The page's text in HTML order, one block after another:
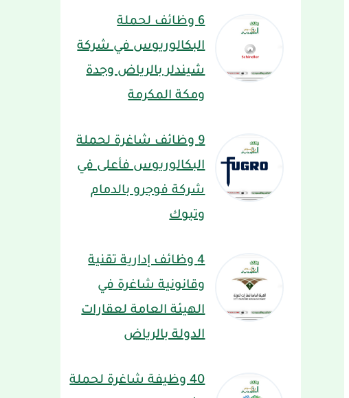
6 وظائف لحملة
البكالوريوس في شركة
شيندلر بالرياض وجدة
ومكة المكرمة
9 وظائف شاغرة لحملة
البكالوريوس فأعلى في
شركة فوجرو بالدمام
وتبوك
4 وظائف إدارية تقنية
وقانونية شاغرة في
الهيئة العامة لعقارات
الدولة بالرياض
40 وظيفة شاغرة لحملة